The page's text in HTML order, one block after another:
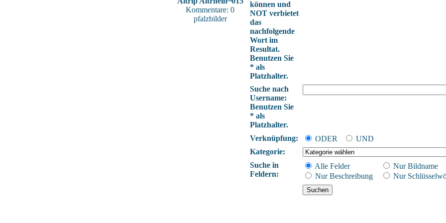
Kommentare: 0
pfalzbilder
können und
NOT verbietet
das
nachfolgende
Wort im
Resultat.
Benutzen Sie
* als
Platzhalter.
Suche nach
Username:
Benutzen Sie
* als
Platzhalter.
Verknüpfung:
ODER
UND
Kategorie:
Suche in
Feldern:
Alle Felder
Nur Bildname
Nur Beschreibung
Nur